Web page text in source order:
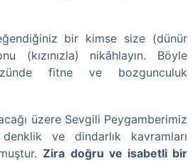
bir kimse size (dünür
(kızınızla) nikâhlayın. Böyle
fitne ve bozgunculuk
üzere Sevgili Peygamberimiz
ve dindarlık kavramları
Zira doğru ve isabetli bir